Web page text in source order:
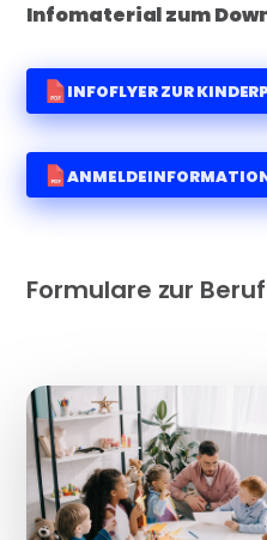
Infomaterial zum
INFOFLYER ZUR
Formulare zur